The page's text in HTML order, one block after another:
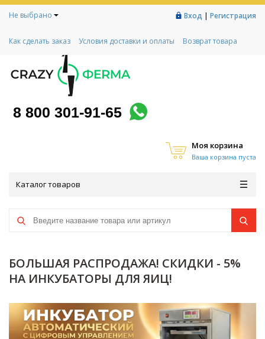
Не выбрано Вход | Регистрация
Как сделать заказ Условия доставки и оплаты
Возврат товара
Контакты
Социальный контракт
Любимая ферма
8 800 301-91-65
Моя корзина
Ваша корзина пуста
Каталог товаров
БОЛЬШАЯ РАСПРОДАЖА! СКИДКИ - 5%
НА ИНКУБАТОРЫ ДЛЯ ЯИЦ!